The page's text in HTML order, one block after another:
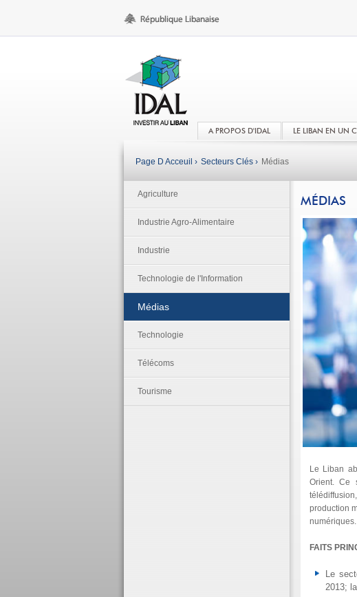
A PROPOS D'IDAL LE LIBAN EN UN
Page D Acceuil › Secteurs Clés › Médias
Agriculture
Industrie Agro-Alimentaire
Industrie
Technologie de l'Information
Médias
Technologie
Télécoms
Tourisme
MÉDIAS
Le Liban
Orient. Ce
production
FAITS
Le
2013;